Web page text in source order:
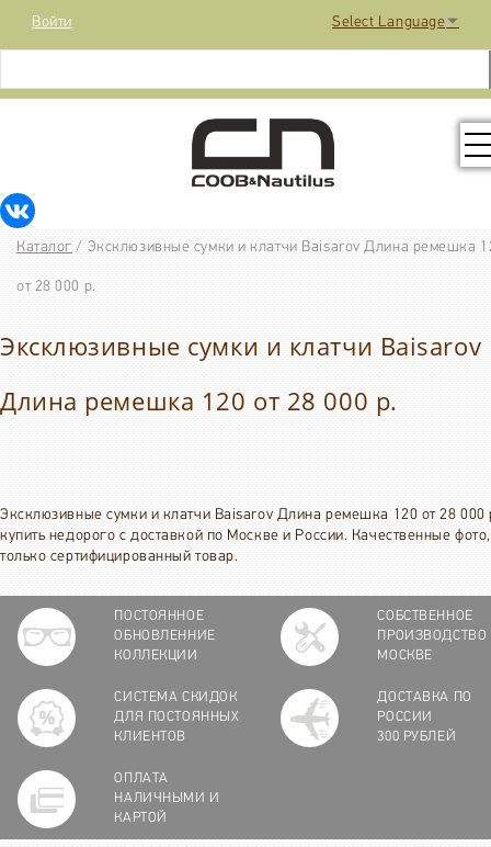
Select Language ▼
КОНТАКТЫ
МЕДИА
Войти
Каталог / Эксклюзивные сумки и клатчи Baisarov Длина ремешка
от 28 000 р.
Эксклюзивные сумки и клатчи Baisarov
Длина ремешка 120 от 28 000 р.
Эксклюзивные сумки и клатчи Baisarov Длина ремешка 120 от 28 000
купить недорого с доставкой по Москве и России. Качественные фото,
только сертифицированный товар.
ПОСТОЯННОЕ
ОБНОВЛЕННИЕ
КОЛЛЕКЦИИ
СОБСТВЕННОЕ
ПРОИЗВОДСТВО
МОСКВЕ
СИСТЕМА СКИДОК
ДЛЯ ПОСТОЯННЫХ
КЛИЕНТОВ
ДОСТАВКА ПО
РОССИИ
300 РУБЛЕЙ
ОПЛАТА
НАЛИЧНЫМИ И
КАРТОЙ